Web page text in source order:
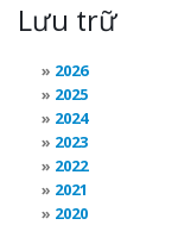
Lưu trữ
2026
2025
2024
2023
2022
2021
2020